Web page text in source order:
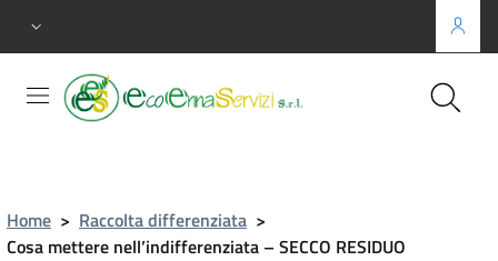
Home > Raccolta differenziata >
Cosa mettere nell’indifferenziata – SECCO RESIDUO